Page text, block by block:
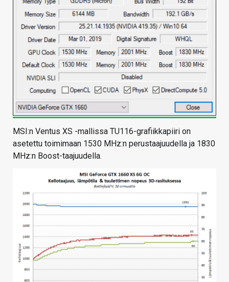
MSI:n Ventus XS -mallissa TU116-grafiikkapiiri on
asetettu toimimaan 1530 MHz:n perustaajuudella ja 1830
MHz:n Boost-taajuudella.